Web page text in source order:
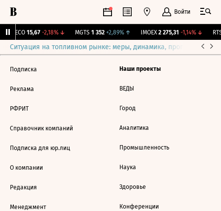
Войти
GECO 15,67 -2,18%↓ MGTS 1 352 +2,89%↑ IMOEX 2 275,31 -1,14%↓
Ситуация на топливном рынке: меры, динамика, прогнозы
Подписка
Реклама
РФРИТ
Справочник компаний
Подписка для юр.лиц
О компании
Редакция
Менеджмент
Наши проекты
ВЕДЫ
Город
Аналитика
Промышленность
Наука
Здоровье
Конференции